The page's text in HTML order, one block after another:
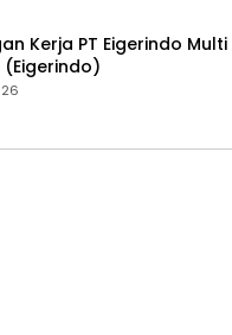
Kerja PT Eigerindo